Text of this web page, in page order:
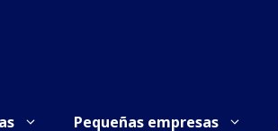
Pequeñas empresas